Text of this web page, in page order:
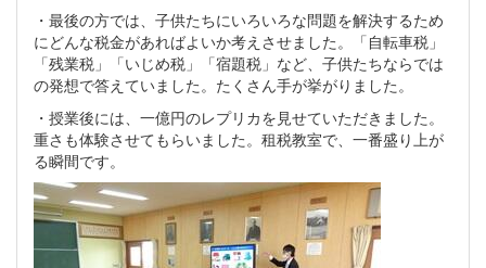
・最後の方では、子供たちにいろいろな問題を解決するため
にどんな税金があればよいか考えさせました。「自転車税」
「残業税」「いじめ税」「宿題税」など、子供たちならでは
の発想で答えていました。たくさん手が挙がりました。
・授業後には、一億円のレプリカを見せていただきました。
重さも体験させてもらいました。租税教室で、一番盛り上が
る瞬間です。